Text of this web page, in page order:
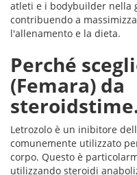
atleti e i bodybuilder nella
contribuendo a
l'allenamento e la dieta.
Perché
(Femara) da
Letrozolo è un inibitore
comunemente utilizzato
corpo. Questo è
utilizzando steroidi